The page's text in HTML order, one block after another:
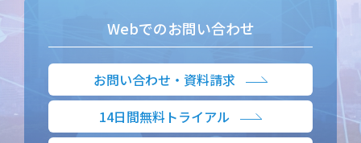
Webでのお問い合わせ
お問い合わせ・資料請求
14日間無料トライアル